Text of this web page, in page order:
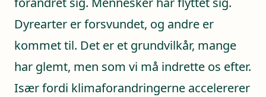
Dyrearter er forsvundet, og andre er
kommet til. Det er et grundvilkår, mange
har glemt, men som vi må indrette os efter.
Især fordi klimaforandringerne accelererer